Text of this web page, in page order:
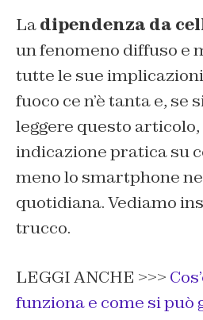
Ladipendenza da
un fenomeno diffuso e
tutte le sue
fuoco ce n’è tanta e, se
leggere questo
indicazione pratica su
meno lo smartphone
quotidiana. Vediamo
trucco.
LEGGI ANCHE >>>
funziona e come si può